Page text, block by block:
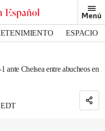
Menú
ESPACIO
ante Chelsea entre abucheos en
EDT